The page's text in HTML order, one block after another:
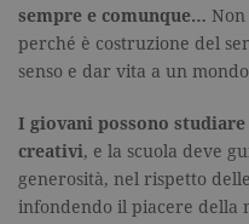
sempre e comunque…
perché è costruzione del
senso e dar vita a un
I giovani possono
creativi, e la scuola deve
generosità, nel rispetto
infondendo il piacere della